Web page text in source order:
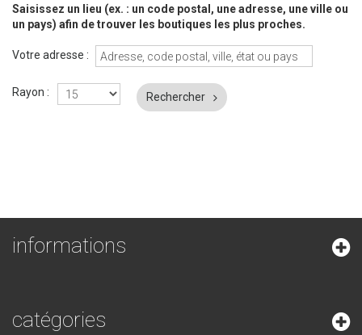
Saisissez un lieu (ex. : un code postal, une adresse, une ville ou
un pays) afin de trouver les boutiques les plus proches.
Votre adresse :
Rayon : Rechercher
informations
catégories